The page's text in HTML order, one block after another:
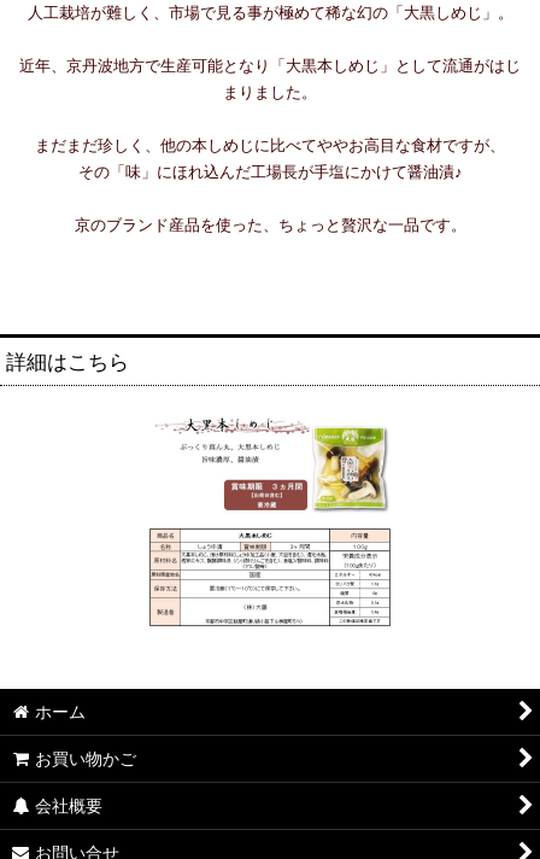
人工栽培が難しく、市場で見る事が極めて稀な幻の「大黒しめじ」。
近年、京丹波地方で生産可能となり「大黒本しめじ」として流通がはじ
まりました。
まだまだ珍しく、他の本しめじに比べてややお高目な食材ですが、
その「味」にほれ込んだ工場長が手塩にかけて醤油漬♪
京のブランド産品を使った、ちょっと贅沢な一品です。
詳細はこちら
ホーム
お買い物かご
会社概要
お問い合せ